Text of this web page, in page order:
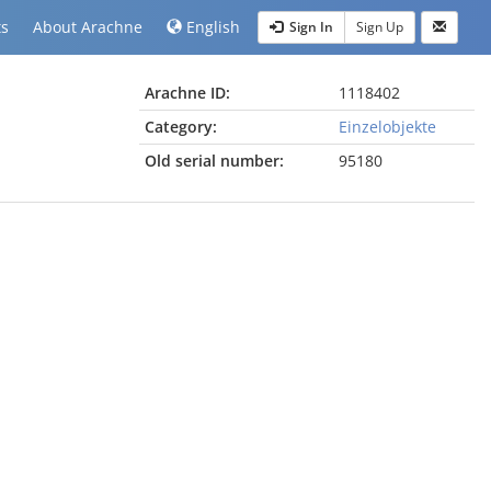
About Arachne English Sign In Sign Up
Arachne ID:
1118402
Category:
Einzelobjekte
Old serial number:
95180